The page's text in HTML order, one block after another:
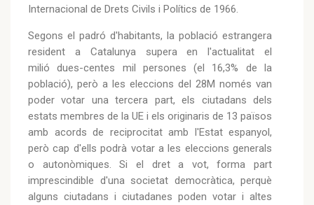
Internacional de Drets Civils i Polítics de 1966.
Segons el padró d'habitants, la població estrangera
resident a Catalunya supera en l'actualitat el
milió dues-centes mil persones (el 16,3% de la
població), però a les eleccions del 28M només van
poder votar una tercera part, els ciutadans dels
estats membres de la UE i els originaris de 13 països
amb acords de reciprocitat amb l'Estat espanyol,
però cap d'ells podrà votar a les eleccions generals
o autonòmiques. Si el dret a vot, forma part
imprescindible d'una societat democràtica, perquè
alguns ciutadans i ciutadanes poden votar i altes